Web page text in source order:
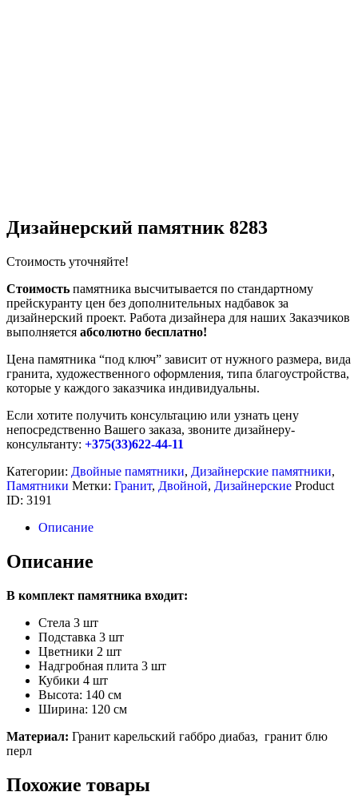
Дизайнерский памятник 8283
Стоимость уточняйте!
Стоимость памятника высчитывается по стандартному
прейскуранту цен без дополнительных надбавок за
дизайнерский проект. Работа дизайнера для наших Заказчиков
выполняется абсолютно бесплатно!
Цена памятника “под ключ” зависит от нужного размера, вида
гранита, художественного оформления, типа благоустройства,
которые у каждого заказчика индивидуальны.
Если хотите получить консультацию или узнать цену
непосредственно Вашего заказа, звоните дизайнеру-
консультанту: +375(33)622-44-11
Категории: Двойные памятники, Дизайнерские памятники,
Памятники Метки: Гранит, Двойной, Дизайнерские Product
ID: 3191
Описание
Описание
В комплект памятника входит:
Стела 3 шт
Подставка 3 шт
Цветники 2 шт
Надгробная плита 3 шт
Кубики 4 шт
Высота: 140 см
Ширина: 120 см
Материал: Гранит карельский габбро диабаз, гранит блю
перл
Похожие товары